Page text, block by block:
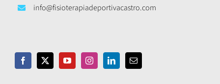
info@fisioterapiadeportivacastro.com